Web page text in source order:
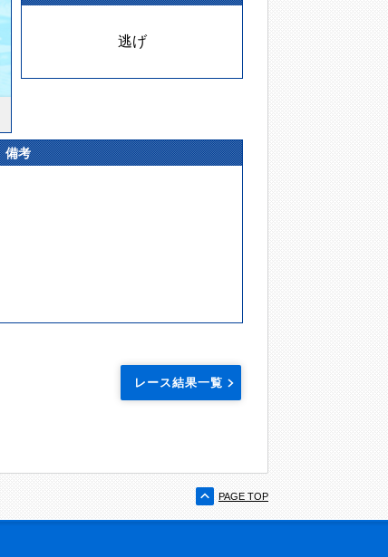
逃げ
備考
レース結果一覧
PAGE TOP